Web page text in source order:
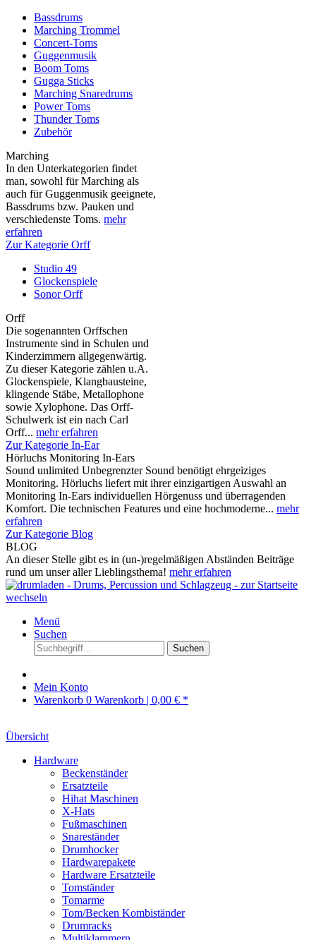
Bassdrums
Marching Trommel
Concert-Toms
Guggenmusik
Boom Toms
Gugga Sticks
Marching Snaredrums
Power Toms
Thunder Toms
Zubehör
Marching
In den Unterkategorien findet
man, sowohl für Marching als
auch für Guggenmusik geeignete,
Bassdrums bzw. Pauken und
verschiedenste Toms. mehr
erfahren
Zur Kategorie Orff
Studio 49
Glockenspiele
Sonor Orff
Orff
Die sogenannten Orffschen
Instrumente sind in Schulen und
Kinderzimmern allgegenwärtig.
Zu dieser Kategorie zählen u.A.
Glockenspiele, Klangbausteine,
klingende Stäbe, Metallophone
sowie Xylophone. Das Orff-
Schulwerk ist ein nach Carl
Orff... mehr erfahren
Zur Kategorie In-Ear
Hörluchs Monitoring In-Ears
Sound unlimited Unbegrenzter Sound benötigt ehrgeiziges
Monitoring. Hörluchs liefert mit ihrer einzigartigen Auswahl an
Monitoring In-Ears individuellen Hörgenuss und überragenden
Komfort. Die technischen Features und eine hochmoderne... mehr
erfahren
Zur Kategorie Blog
BLOG
An dieser Stelle gibt es in (un-)regelmäßigen Abständen Beiträge
rund um unser aller Lieblingsthema! mehr erfahren
Menü
Suchen
Suchen
Mein Konto
Warenkorb 0 Warenkorb | 0,00 € *
Übersicht
Hardware
Beckenständer
Ersatzteile
Hihat Maschinen
X-Hats
Fußmaschinen
Snareständer
Drumhocker
Hardwarepakete
Hardware Ersatzteile
Tomständer
Tomarme
Tom/Becken Kombiständer
Drumracks